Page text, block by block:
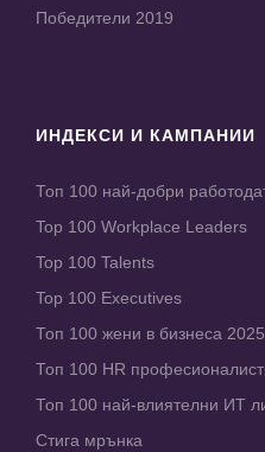
Победители 2019
ИНДЕКСИ И КАМПАНИИ
Топ 100 най-добри
Top 100 Workplace Leaders
Top 100 Talents
Top 100 Executives
Топ 100 жени в бизнеса 2025
Топ 100 HR
Топ 100 най-влиятелни ИТ
Стига мрънка